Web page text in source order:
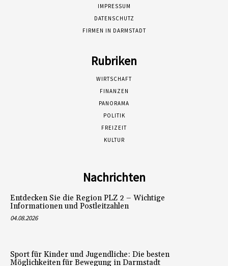
IMPRESSUM
DATENSCHUTZ
FIRMEN IN DARMSTADT
Rubriken
WIRTSCHAFT
FINANZEN
PANORAMA
POLITIK
FREIZEIT
KULTUR
Nachrichten
Entdecken Sie die Region PLZ 2 – Wichtige
Informationen und Postleitzahlen
04.08.2026
Sport für Kinder und Jugendliche: Die besten
Möglichkeiten für Bewegung in Darmstadt